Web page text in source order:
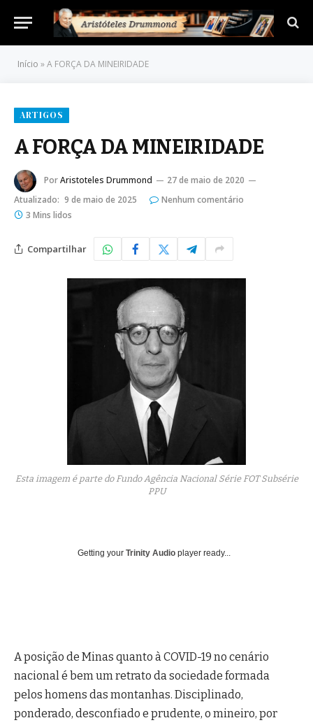
Início »A FORÇA DA MINEIRIDADE
ARTIGOS
A FORÇA DA MINEIRIDADE
PorAristoteles Drummond
27 de maio de 2020
Atualizado: 9 de maio de 2025
Nenhum comentário
3 Mins lidos
Compartilhar
Esta imagem é parte do Fundo Agência Nacional Série FOT Subsérie
PPU
Getting your Trinity Audio player ready...
A posição de Minas quanto à COVID-19 no cenário
nacional é bem um retrato da sociedade formada
pelos homens das montanhas. Disciplinado,
ponderado, desconfiado e prudente, o mineiro, por